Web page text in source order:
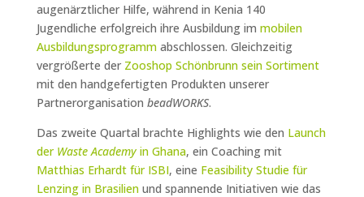
augenärztlicher Hilfe, während in Kenia 140
Jugendliche erfolgreich ihre Ausbildung im mobilen
Ausbildungsprogrammabschlossen. Gleichzeitig
vergrößerte der Zooshop Schönbrunn sein Sortiment
mit den handgefertigten Produkten unserer
Partnerorganisation beadWORKS.
Das zweite Quartal brachte Highlights wie den Launch
der Waste Academyin Ghana, ein Coaching mit
Matthias Erhardt für ISBI, eine Feasibility Studie für
Lenzing in Brasilienund spannende Initiativen wie das